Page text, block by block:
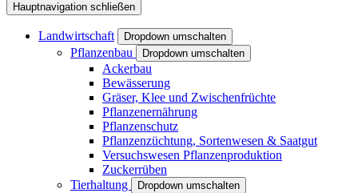
Hauptnavigation schließen
Landwirtschaft Dropdown umschalten
Pflanzenbau Dropdown umschalten
Ackerbau
Bewässerung
Gräser, Klee und Zwischenfrüchte
Pflanzenernährung
Pflanzenschutz
Pflanzenzüchtung, Sortenwesen & Saatgut
Versuchswesen Pflanzenproduktion
Zuckerrüben
Tierhaltung
Dropdown umschalten